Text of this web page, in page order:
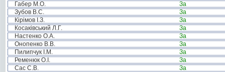
Габер М.О.
За
Зубов В.С.
За
Кірімов І.З.
За
Косаківський Л.Г.
За
Настенко О.А.
За
Онопенко В.В.
За
Пилипчук І.М.
За
Ременюк О.І.
За
Сас С.В.
За